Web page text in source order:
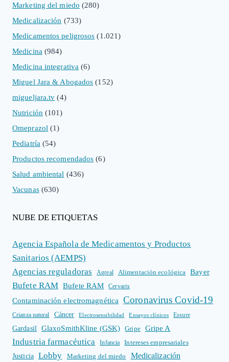
Marketing del miedo (280)
Medicalización (733)
Medicamentos peligrosos (1.021)
Medicina (984)
Medicina integrativa (6)
Miguel Jara & Abogados (152)
migueljara.tv (4)
Nutrición (101)
Omeprazol (1)
Pediatría (54)
Productos recomendados (6)
Salud ambiental (436)
Vacunas(630)
NUBE DE ETIQUETAS
Agencia Española de Medicamentos y Productos
Sanitarios (AEMPS)
Agencias reguladoras
Agreal Alimentación ecológica Bayer
Bufete RAM Bufete RAM Cervarix
Contaminación electromagnética Coronavirus Covid-19
Crianza natural Cáncer Electrosensibilidad Ensayos clínicos Essure
Gardasil GlaxoSmithKline (GSK) Gripe Gripe A
Industria farmacéutica Infancia
Intereses empresariales
Justicia
Lobby Marketing del miedo Medicalización